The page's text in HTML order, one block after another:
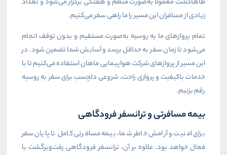
زیادی از مسافران این مسیر را ما راهی سفر می‌کنیم.
تمام پروازهای ما به روسیه به‌صورت مستقیم و بدون توقف انجام
می‌شود تا زمان سفر به حداقل برسد و آسایش شما تضمین شود. در
این مسیر از پروازهای شرکت هواپیمایی ماهان استفاده می‌کنیم تا با
خدمات باکیفیت و پروازی راحت، شروعی دلچسب برای سفر به روسیه
رقم بزنیم.
بیمه مسافرتی و ترانسفر فرودگاهی
برای امنیت و آرامش خاطر شما، بیمه مسافرتی کامل تا پایان سفر
فعال خواهد بود. علاوه بر آن، ترانسفر فرودگاهی رفت‌وبرگشت با